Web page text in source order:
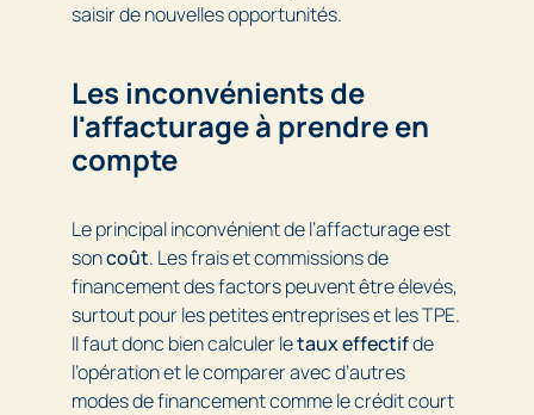
saisir de nouvelles opportunités.
Les inconvénients de
l'affacturage à prendre en
compte
Le principal inconvénient de l’affacturage est
soncoût. Les frais et commissions de
financement des factors peuvent être élevés,
surtout pour les petites entreprises et les TPE.
Il faut donc bien calculer letaux effectifde
l’opération et le comparer avec d’autres
modes de financement comme le crédit court